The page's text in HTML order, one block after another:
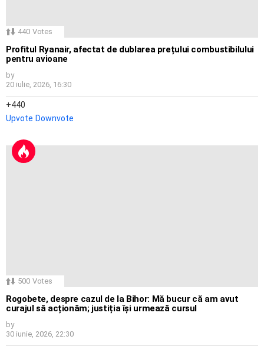
440 Votes
Profitul Ryanair, afectat de dublarea prețului combustibilului
pentru avioane
by
20 iulie, 2026, 16:30
440
Upvote Downvote
500 Votes
Rogobete, despre cazul de la Bihor: Mă bucur că am avut
curajul să acționăm; justiția își urmează cursul
by
30 iunie, 2026, 22:30